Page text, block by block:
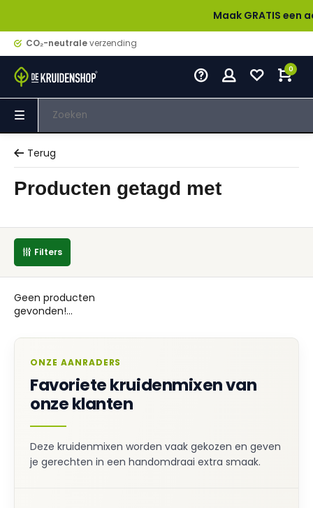
Maak GRATIS een
CO₂-neutraleverzending
0
Terug
Producten getagd met
Filters
Geen producten
gevonden!...
ONZE AANRADERS
Favoriete kruidenmixen van
onze klanten
Deze kruidenmixen worden vaak gekozen en geven
je gerechten in een handomdraai extra smaak.